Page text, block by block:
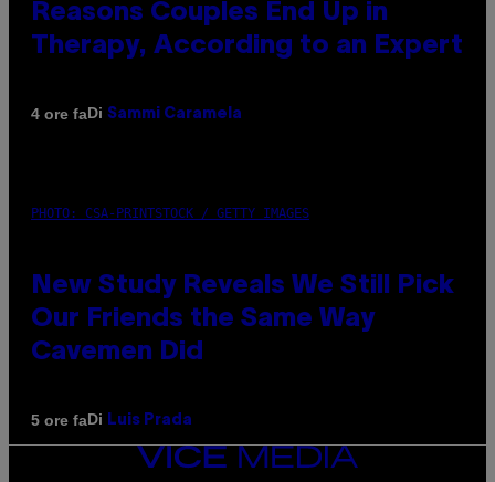
Reasons Couples End Up in
Therapy, According to an Expert
4 ore faDi Sammi Caramela
PHOTO: CSA-PRINTSTOCK / GETTY IMAGES
New Study Reveals We Still Pick
Our Friends the Same Way
Cavemen Did
5 ore faDi Luis Prada
VICE
MEDIA